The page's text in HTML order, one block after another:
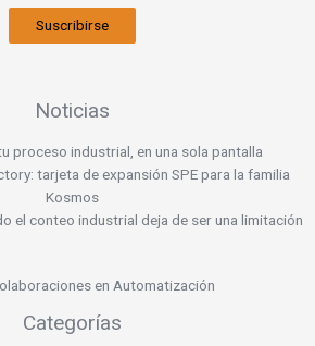
Suscribirse
Noticias
proceso industrial, en una sola pantalla
tarjeta de expansión SPE para la familia
Kosmos
el conteo industrial deja de ser una limitación
en Automatización
Categorías